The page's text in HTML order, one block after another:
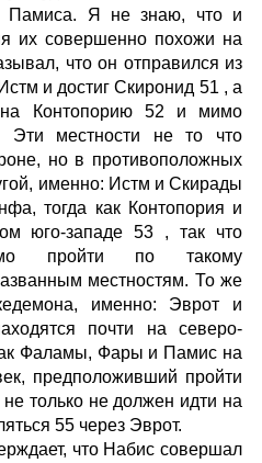
Памиса. Я не знаю, что и
их совершенно похожи на
что он отправился из
и достиг Скиронид 51 , а
на Контопорию 52 и мимо
местности не то что
но в противоположных
именно: Истм и Скирады
тогда как Контопория и
юго-западе 53 , так что
пройти по такому
местностям. То же
именно: Эврот и
почти на северо-
Фаламы, Фары и Памис на
предположивший пройти
только не должен идти на
55 через Эврот.
что Набис совершал